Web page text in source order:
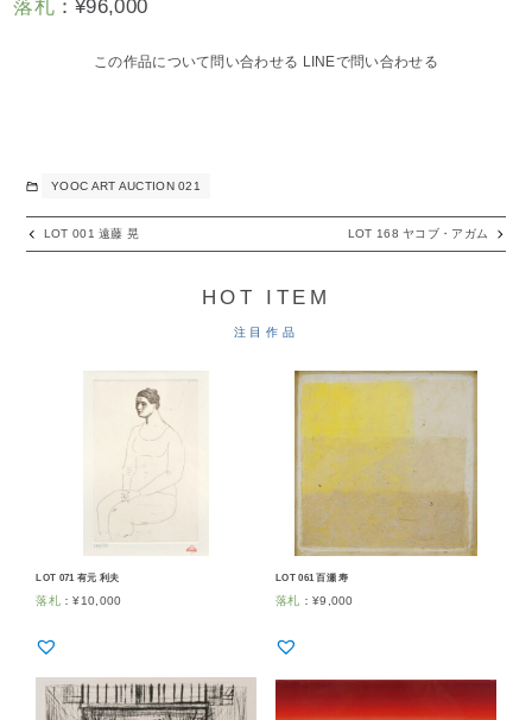
落札：¥96,000
この作品について問い合わせる LINEで問い合わせる
YOOC ART AUCTION 021
LOT 001 遠藤 晃 LOT 168 ヤコブ・アガム
HOT ITEM
注目作品
LOT 071 有元 利夫
落札 ：¥10,000
LOT 061 百瀬 寿
落札 ： ¥9,000